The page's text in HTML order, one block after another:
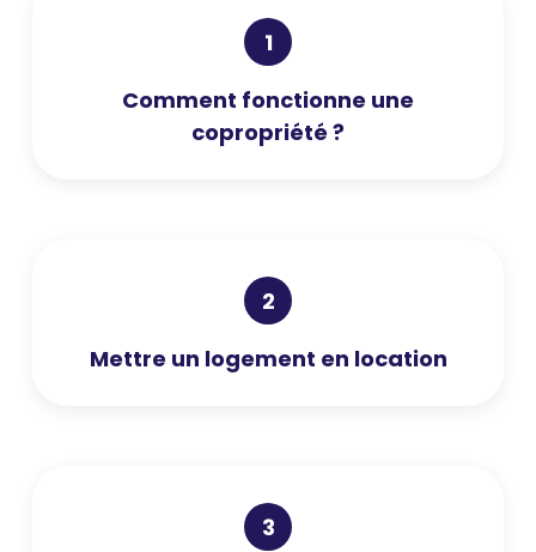
1
Comment fonctionne une
copropriété ?
2
Mettre un logement en location
3